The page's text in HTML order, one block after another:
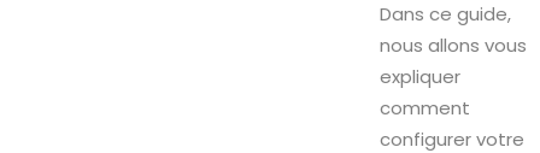
Dans ce guide,
nous allons vous
expliquer
comment
configurer votre